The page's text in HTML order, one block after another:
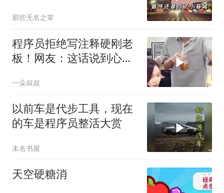
那些无名之辈
程序员拒绝写注释硬刚老
板！网友：这话说到心坎
一朵叔叔
以前车是代步工具，现在
的车是程序员整活大赏
未名书屋
天空硬糖消